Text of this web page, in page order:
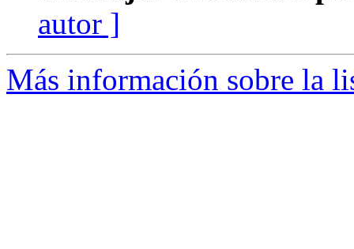
autor ]
Más información sobre la